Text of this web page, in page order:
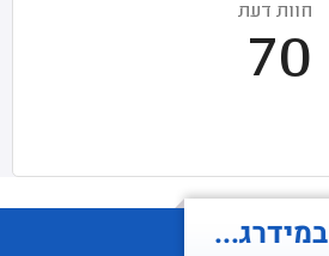
חוות דעת
70
במידרג...